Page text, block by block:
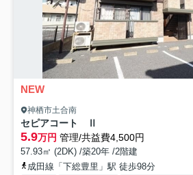
NEW
神栖市土合南
セピアコート Ⅱ
5.9万円 管理/共益費4,500円
57.93㎡ (2DK) /築20年 /2階建
成田線「下総豊里」駅 徒歩98分